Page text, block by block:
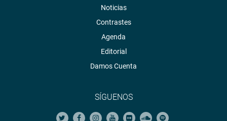
Noticias
Contrastes
Agenda
Editorial
Damos Cuenta
SÍGUENOS